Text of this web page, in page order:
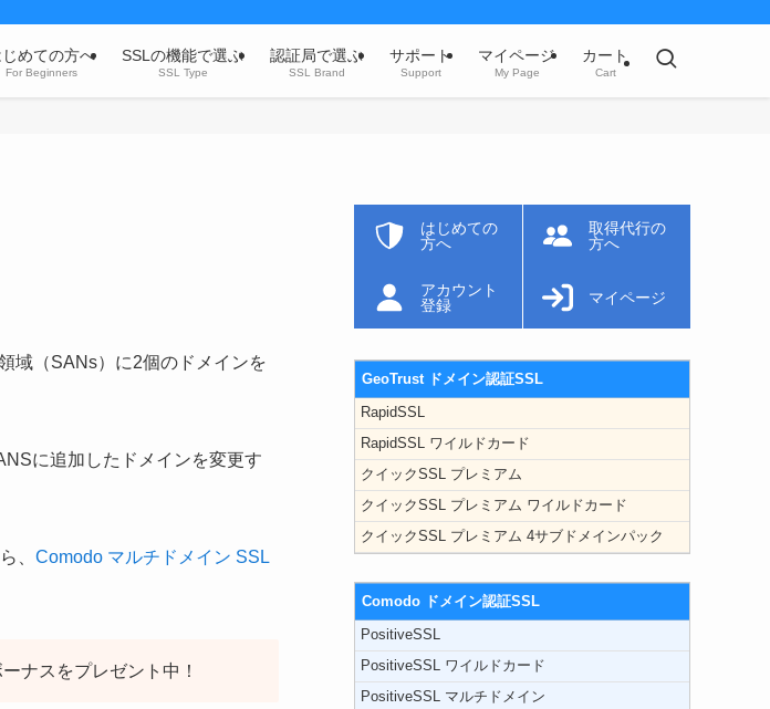
じめての方へ
For Beginners
SSLの機能で選ぶ
SSL Type
認証局で選ぶ
SSL Brand
サポート
Support
マイページ
My Page
カート
Cart
域（SANs）に2個のドメインを
に追加したドメインを変更す
、 Comodo マルチドメイン SSL
ナスをプレゼント中！
はじめての
方へ
取得代行の
方へ
アカウント
登録
マイページ
GeoTrust ドメイン認証SSL
RapidSSL
RapidSSL ワイルドカード
クイックSSL プレミアム
クイックSSL プレミアム ワイルドカード
クイックSSL プレミアム 4サブドメインパック
Comodo ドメイン認証SSL
PositiveSSL
PositiveSSL ワイルドカード
PositiveSSL マルチドメイン